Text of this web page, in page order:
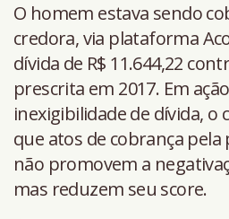
O homem estava sendo
credora, via plataforma
dívida de R$ 11.644,22
prescrita em 2017. Em
inexigibilidade de dívida, o
que atos de cobrança
não promovem a
mas reduzem seu score.